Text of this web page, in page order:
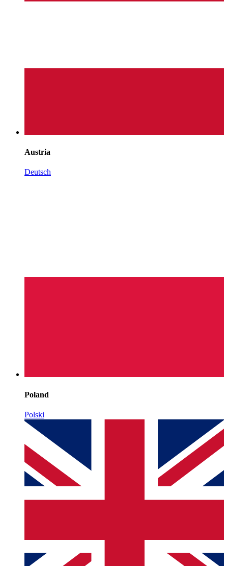
Austria
Deutsch
Poland
Polski